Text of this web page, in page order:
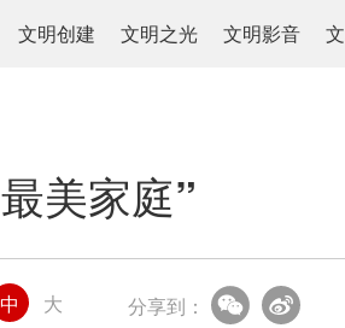
文明创建 文明之光 文明影音
美家庭”
中 大 分享到：